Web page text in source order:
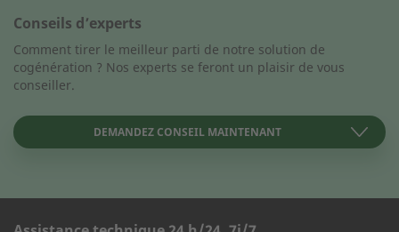
Conseils d’experts
Comment tirer le meilleur parti de notre solution de
cogénération ? Nos experts se feront un plaisir de vous
conseiller.
DEMANDEZ CONSEIL MAINTENANT